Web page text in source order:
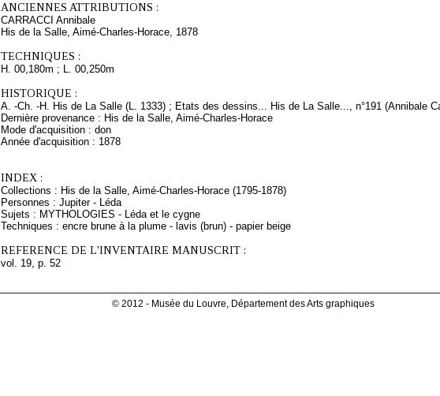
ANCIENNES ATTRIBUTIONS :
CARRACCI Annibale
His de la Salle, Aimé-Charles-Horace, 1878
TECHNIQUES :
H. 00,180m ; L. 00,250m
HISTORIQUE :
A. -Ch. -H. His de La Salle (L. 1333) ; Etats des dessins... His de La Salle..., n°191 (Annibale
Dernière provenance : His de la Salle, Aimé-Charles-Horace
Mode d'acquisition : don
Année d'acquisition : 1878
INDEX :
Collections : His de la Salle, Aimé-Charles-Horace (1795-1878)
Personnes : Jupiter - Léda
Sujets : MYTHOLOGIES - Léda et le cygne
Techniques : encre brune à la plume - lavis (brun) - papier beige
REFERENCE DE L'INVENTAIRE MANUSCRIT :
vol. 19, p. 52
© 2012 - Musée du Louvre, Département des Arts graphiques